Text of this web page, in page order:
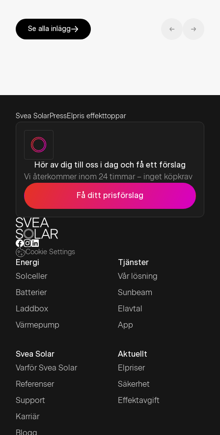
Se alla inlägg
Svea SolarPressElpris effekttoppar
Hör av dig till oss i dag och få ett förslag
Vi återkommer inom 24 timmar – inget köpkrav
Få ditt prisförslag
Cookie Settings
Energi
Solceller
Batterier
Laddbox
Värmepump
Tjänster
Vår lösning
Sunbeam
Elavtal
App
Svea Solar
Varför Svea Solar
Referenser
Support
Karriär
Blogg
Aktuellt
Elpriser
Säkerhet
Effektavgift